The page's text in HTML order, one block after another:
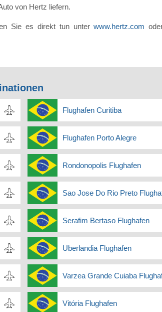
von Hertz liefern.
Sie es direkt tun unterwww.hertz.com
Flughafen Curitiba
Flughafen Porto Alegre
Rondonopolis Flughafen
Sao Jose Do Rio Preto
Serafim Bertaso Flughafen
Uberlandia Flughafen
Varzea Grande Cuiaba
Vitória Flughafen